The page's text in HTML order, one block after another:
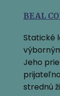
BEAL
Statické
Jeho
strednú